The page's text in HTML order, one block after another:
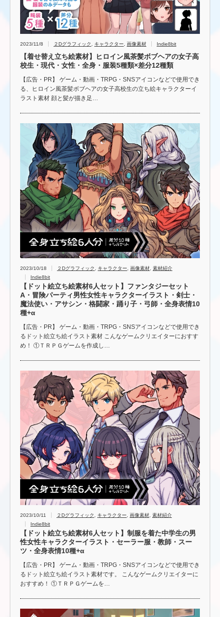
2023/11/8 ２Dグラフィック キャラクター 画像素材 Indie8bit
【着せ替え立ち絵素材】ヒロイン風茶髪ボブヘアの女子高
校生・現代・女性・全身・服装5種類×差分12種類
【広告・PR】 ゲーム・動画・TRPG・SNSアイコンなどで使用でき
る、ヒロイン風茶髪ボブヘアの女子高校生の立ち絵キャラクターイ
ラスト素材 顔と髪が描き足…
2023/10/18 ２Dグラフィック キャラクター 画像素材 素材紹介
Indie8bit
【ドット絵立ち絵素材6人セット】ファンタジーセット
A・冒険パーティ男性女性キャラクターイラスト・剣士・
魔法使い・アサシン・格闘家・踊り子・弓師・全身表情10
種+α
【広告・PR】 ゲーム・動画・TRPG・SNSアイコンなどで使用でき
るドット絵立ち絵イラスト素材 こんなゲームクリエイターにおすす
め！ ①ＴＲＰＧゲームを作成し…
2023/10/11 ２Dグラフィック キャラクター 画像素材 素材紹介
Indie8bit
【ドット絵立ち絵素材6人セット】制服を着た中学生の男
性女性キャラクターイラスト・セーラー服・教師・スー
ツ・全身表情10種+α
【広告・PR】 ゲーム・動画・TRPG・SNSアイコンなどで使用でき
るドット絵立ち絵イラスト素材です。 こんなゲームクリエイターに
おすすめ！ ①ＴＲＰＧゲームを…